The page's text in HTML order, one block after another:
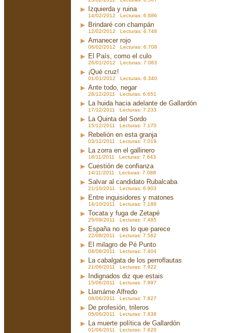
Izquierda y ruina
14/02/2012 Lecturas: 6.686
Brindaré con champán
12/02/2012 Lecturas: 6.748
Amanecer rojo
06/02/2012 Lecturas: 6.708
El País, como el culo
26/01/2012 Lecturas: 7.083
¡Qué cruz!
01/01/2012 Lecturas: 6.340
Ante todo, negar
28/12/2011 Lecturas: 6.651
La huida hacia adelante de Gallardón
17/12/2011 Lecturas: 7.233
La Quinta del Sordo
15/12/2011 Lecturas: 7.170
Rebelión en esta granja
03/12/2011 Lecturas: 7.019
La zorra en el gallinero
18/11/2011 Lecturas: 7.643
Cuestión de confianza
14/11/2011 Lecturas: 7.088
Salvar al candidato Rubalcaba
21/10/2011 Lecturas: 6.903
Entre inquisidores y matones
14/10/2011 Lecturas: 7.189
Tocata y fuga de Zetapé
25/09/2011 Lecturas: 7.485
España no es lo que parece
22/08/2011 Lecturas: 7.562
El milagro de Pé Punto
04/08/2011 Lecturas: 7.404
La cabalgata de los perroflautas
21/06/2011 Lecturas: 7.922
Indignados diz que estais
15/06/2011 Lecturas: 7.997
Llamáme Alfredo
08/06/2011 Lecturas: 7.827
De profesión, trileros
05/06/2011 Lecturas: 7.838
La muerte política de Gallardón
01/06/2011 Lecturas: 7.620